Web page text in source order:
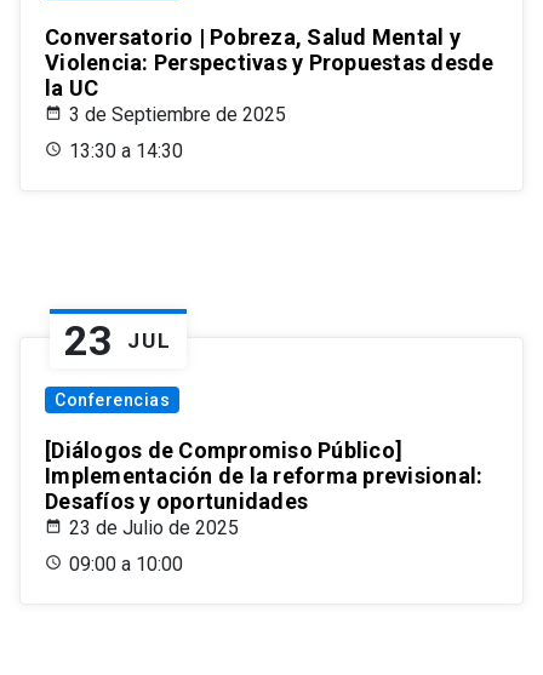
Conversatorio | Pobreza, Salud Mental y
Violencia: Perspectivas y Propuestas desde
la UC
3 de Septiembre de 2025
13:30 a 14:30
23 JUL
Conferencias
[Diálogos de Compromiso Público]
Implementación de la reforma previsional:
Desafíos y oportunidades
23 de Julio de 2025
09:00 a 10:00